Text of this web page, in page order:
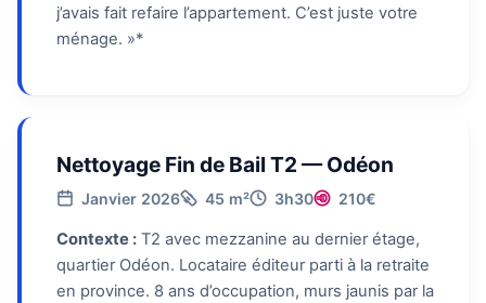
j’avais fait refaire l’appartement. C’est juste votre
ménage. »*
Nettoyage Fin de Bail T2 — Odéon
Janvier 2026 45 m² 3h30 210€
Contexte : T2 avec mezzanine au dernier étage,
quartier Odéon. Locataire éditeur parti à la retraite
en province. 8 ans d’occupation, murs jaunis par la